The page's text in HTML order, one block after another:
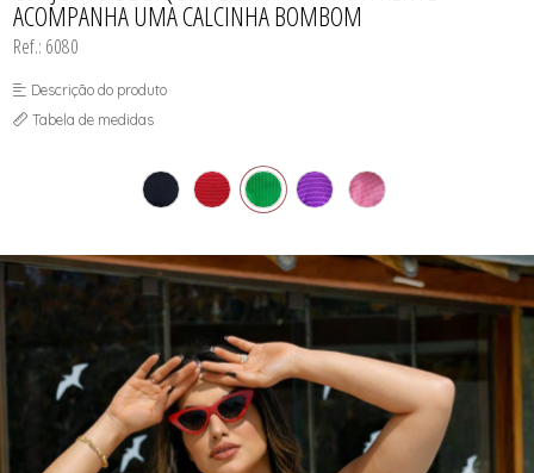
SUTIÃS
ACOMPANHA UMA CALCINHA BOMBOM
Ref.: 6080
Descrição do produto
Tabela de medidas